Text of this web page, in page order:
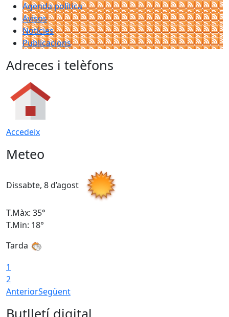
Agenda política
Avisos
Notícies
Publicacions
Adreces i telèfons
Accedeix
Meteo
Dissabte, 8 d’agost
T.Màx: 35°
T.Min: 18°
Tarda
1
2
AnteriorSegüent
Butlletí digital